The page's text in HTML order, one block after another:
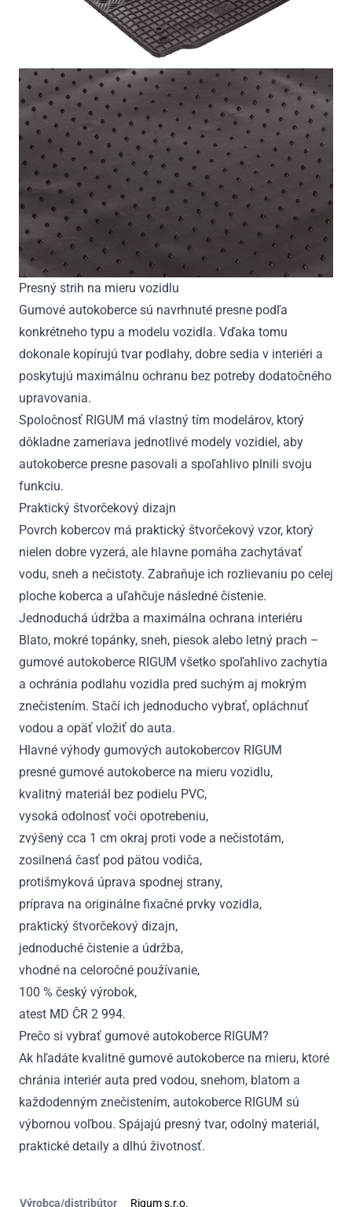
Presný strih na mieru vozidlu
Gumové autokoberce sú navrhnuté presne podľa
konkrétneho typu a modelu vozidla. Vďaka tomu
dokonale kopírujú tvar podlahy, dobre sedia v interiéri a
poskytujú maximálnu ochranu bez potreby dodatočného
upravovania.
Spoločnosť RIGUM má vlastný tím modelárov, ktorý
dôkladne zameriava jednotlivé modely vozidiel, aby
autokoberce presne pasovali a spoľahlivo plnili svoju
funkciu.
Praktický štvorčekový dizajn
Povrch kobercov má praktický štvorčekový vzor, ktorý
nielen dobre vyzerá, ale hlavne pomáha zachytávať
vodu, sneh a nečistoty. Zabraňuje ich rozlievaniu po celej
ploche koberca a uľahčuje následné čistenie.
Jednoduchá údržba a maximálna ochrana interiéru
Blato, mokré topánky, sneh, piesok alebo letný prach –
gumové autokoberce RIGUM všetko spoľahlivo zachytia
a ochránia podlahu vozidla pred suchým aj mokrým
znečistením. Stačí ich jednoducho vybrať, opláchnuť
vodou a opäť vložiť do auta.
Hlavné výhody gumových autokobercov RIGUM
presné gumové autokoberce na mieru vozidlu,
kvalitný materiál bez podielu PVC,
vysoká odolnosť voči opotrebeniu,
zvýšený cca 1 cm okraj proti vode a nečistotám,
zosilnená časť pod pätou vodiča,
protišmyková úprava spodnej strany,
príprava na originálne fixačné prvky vozidla,
praktický štvorčekový dizajn,
jednoduché čistenie a údržba,
vhodné na celoročné používanie,
100 % český výrobok,
atest MD ČR 2 994.
Prečo si vybrať gumové autokoberce RIGUM?
Ak hľadáte kvalitné gumové autokoberce na mieru, ktoré
chránia interiér auta pred vodou, snehom, blatom a
každodenným znečistením, autokoberce RIGUM sú
výbornou voľbou. Spájajú presný tvar, odolný materiál,
praktické detaily a dlhú životnosť.
Výrobca/distribútor Rigum s.r.o.